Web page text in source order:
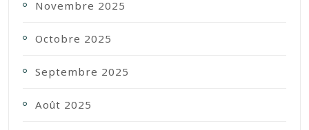
Novembre 2025
Octobre 2025
Septembre 2025
Août 2025